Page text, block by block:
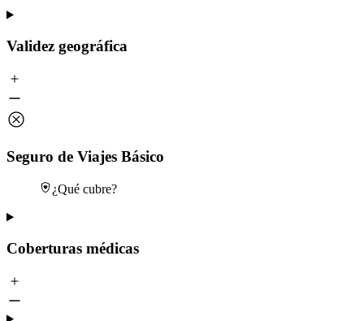
Validez geográfica
Seguro de Viajes Básico
¿Qué cubre?
Coberturas médicas